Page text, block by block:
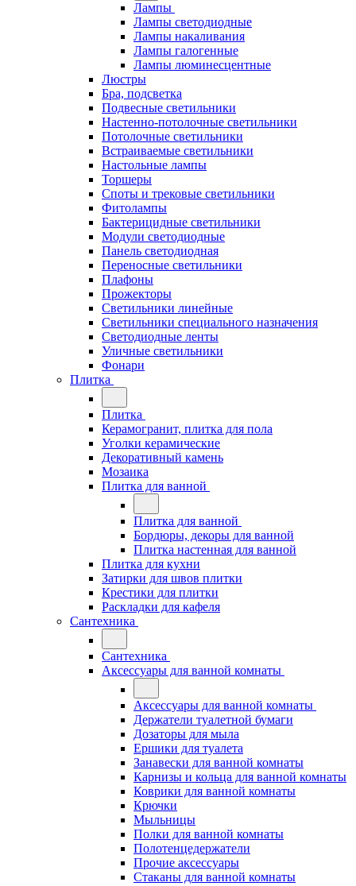
Лампы
Лампы светодиодные
Лампы накаливания
Лампы галогенные
Лампы люминесцентные
Люстры
Бра, подсветка
Подвесные светильники
Настенно-потолочные светильники
Потолочные светильники
Встраиваемые светильники
Настольные лампы
Торшеры
Споты и трековые светильники
Фитолампы
Бактерицидные светильники
Модули светодиодные
Панель светодиодная
Переносные светильники
Плафоны
Прожекторы
Светильники линейные
Светильники специального назначения
Светодиодные ленты
Уличные светильники
Фонари
Плитка
Плитка
Керамогранит, плитка для пола
Уголки керамические
Декоративный камень
Мозаика
Плитка для ванной
Плитка для ванной
Бордюры, декоры для ванной
Плитка настенная для ванной
Плитка для кухни
Затирки для швов плитки
Крестики для плитки
Раскладки для кафеля
Сантехника
Сантехника
Аксессуары для ванной комнаты
Аксессуары для ванной комнаты
Держатели туалетной бумаги
Дозаторы для мыла
Ершики для туалета
Занавески для ванной комнаты
Карнизы и кольца для ванной комнаты
Коврики для ванной комнаты
Крючки
Мыльницы
Полки для ванной комнаты
Полотенцедержатели
Прочие аксессуары
Стаканы для ванной комнаты